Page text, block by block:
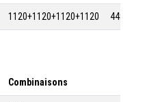
1120+1120+1120+1120 4480-8M
Combinaisons